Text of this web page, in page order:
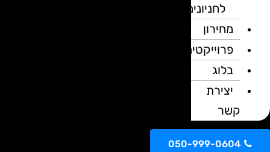
לחניונים
מחירון
פרוייקטים
בלוג
יצירת
קשר
050-999-0604